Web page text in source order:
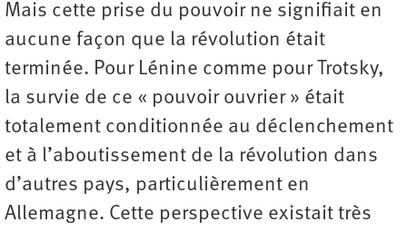
Mais cette prise du pouvoir ne signifiait en
aucune façon que la révolution était
terminée. Pour Lénine comme pour Trotsky,
la survie de ce « pouvoir ouvrier » était
totalement conditionnée au déclenchement
et à l’aboutissement de la révolution dans
d’autres pays, particulièrement en
Allemagne. Cette perspective existait très